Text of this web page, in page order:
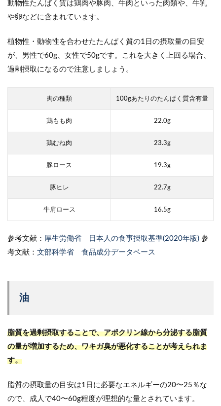
動物性たんぱく質は鶏肉や豚肉、牛肉といった肉類や、牛乳
や卵などに含まれています。
植物性・動物性を合わせたたんぱく質の1日の摂取量の目安
が、男性で60g、女性で50gです。これを大きく上回る場合、
過剰摂取になるので注意しましょう。
肉の種類 100gあたりのたんぱく質含有量
鶏もも肉 22.0g
鶏むね肉 23.3g
豚ロース 19.3g
豚ヒレ 22.7g
牛肩ロース 16.5g
参考文献： 厚生労働省 日本人の食事摂取基準(2020年版) 参
考文献： 文部科学省 食品成分データベース
油
脂質を過剰摂取することで、アポクリン線から分泌する脂質
の量が増加するため、ワキガ臭が悪化することが考えられま
す。
脂質の摂取量の目安は1日に必要なエネルギーの20〜25％な
ので、成人で40〜60g程度が理想的な量とされています。